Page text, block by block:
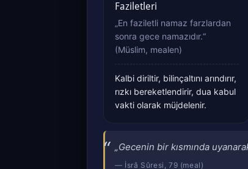
Faziletleri
„En faziletli namaz farzlardan
sonra gece namazıdır.“
(Müslim, mealen)
Kalbi diriltir, bilinçaltını arındırır,
rızkı bereketlendirir, dua kabul
vakti olarak müjdelenir.
„Gecenin bir kısmında
— İsrâ Sûresi, 79 (meal)